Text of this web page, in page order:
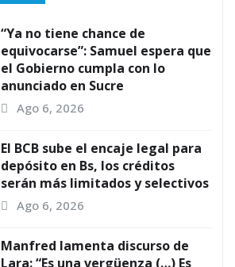
“Ya no tiene chance de
equivocarse”: Samuel espera que
el Gobierno cumpla con lo
anunciado en Sucre
Ago 6, 2026
El BCB sube el encaje legal para
depósito en Bs, los créditos
serán más limitados y selectivos
Ago 6, 2026
Manfred lamenta discurso de
Lara: “Es una vergüenza (…) Es